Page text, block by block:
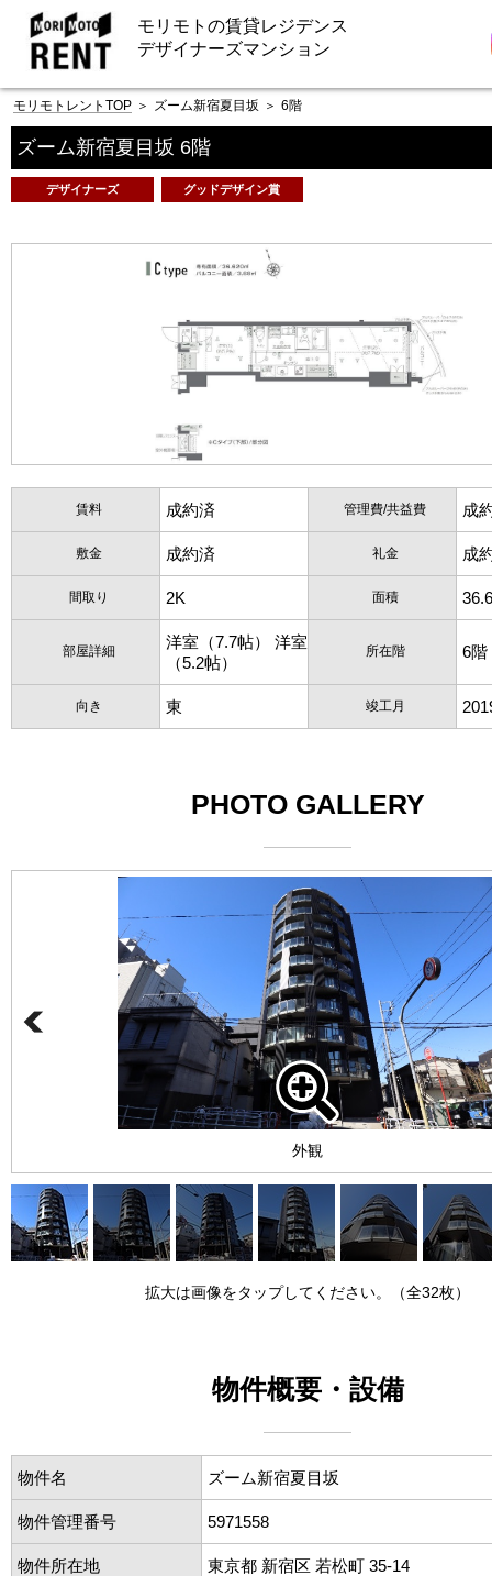
モリモトの賃貸レジデンス
デザイナーズマンション
モリモトレントTOP ＞ ズーム新宿夏目坂 ＞ 6階
ズーム新宿夏目坂 6階
デザイナーズ グッドデザイン賞
賃料 成約済 管理費/共益費 成
敷金 成約済 礼金 成
間取り 2K 面積
部屋詳細
洋室（7.7帖） 洋室
（5.2帖）
所在階 6階
向き 東 竣工月
PHOTO GALLERY
外観
拡大は画像をタップしてください。（全32枚）
物件概要・設備
物件名 ズーム新宿夏目坂
物件管理番号 5971558
物件所在地 東京都 新宿区 若松町 35-14